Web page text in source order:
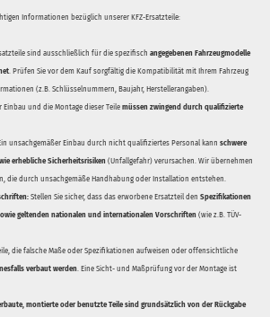
Informationen bezüglich unserer KFZ-Ersatzteile:
sind ausschließlich für die spezifisch angegebenen Fahrzeugmodelle
. Prüfen Sie vor dem Kauf sorgfältig die Kompatibilität mit Ihrem Fahrzeug
(z.B. Schlüsselnummern, Baujahr, Herstellerangaben).
Einbau und die Montage dieser Teile müssen zwingend durch qualifizierte
unsachgemäßer Einbau durch nicht qualifiziertes Personal kann schwere
erhebliche Sicherheitsrisiken (Unfallgefahr) verursachen. Wir übernehmen
die durch unsachgemäße Handhabung oder Installation entstehen.
Stellen Sie sicher, dass das erworbene Ersatzteil den Spezifikationen
geltenden nationalen und internationalen Vorschriften (wie z.B. TÜV-
die falsche Maße oder Spezifikationen aufweisen oder offensichtliche
verbaut werden. Eine Sicht- und Maßprüfung vor der Montage ist
montierte oder benutzte Teile sind grundsätzlich von der Rückgabe